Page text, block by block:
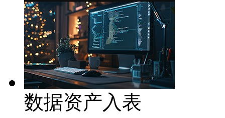
数据资产入表